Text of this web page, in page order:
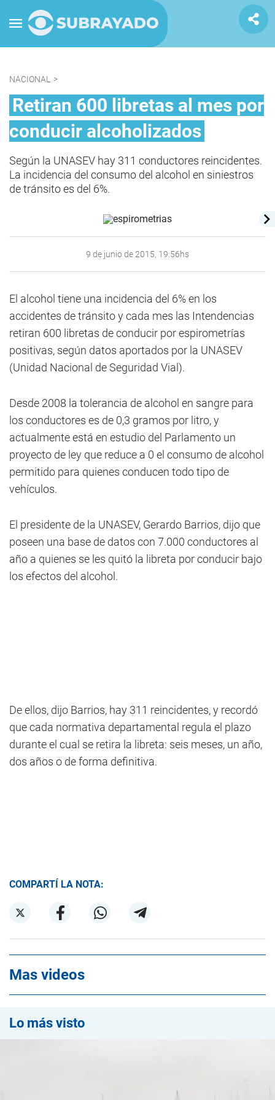
NACIONAL >
Retiran 600 libretas al mes por
conducir alcoholizados
Según la UNASEV hay 311 conductores reincidentes.
La incidencia del consumo del alcohol en siniestros
de tránsito es del 6%.
9 de junio de 2015, 19:56hs
El alcohol tiene una incidencia del 6% en los
accidentes de tránsito y cada mes las Intendencias
retiran 600 libretas de conducir por espirometrías
positivas, según datos aportados por la UNASEV
(Unidad Nacional de Seguridad Vial).
Desde 2008 la tolerancia de alcohol en sangre para
los conductores es de 0,3 gramos por litro, y
actualmente está en estudio del Parlamento un
proyecto de ley que reduce a 0 el consumo de alcohol
permitido para quienes conducen todo tipo de
vehículos.
El presidente de la UNASEV, Gerardo Barrios, dijo que
poseen una base de datos con 7.000 conductores al
año a quienes se les quitó la libreta por conducir bajo
los efectos del alcohol.
De ellos, dijo Barrios, hay 311 reincidentes, y recordó
que cada normativa departamental regula el plazo
durante el cual se retira la libreta: seis meses, un año,
dos años o de forma definitiva.
COMPARTÍ LA NOTA:
Mas videos
Lo más visto